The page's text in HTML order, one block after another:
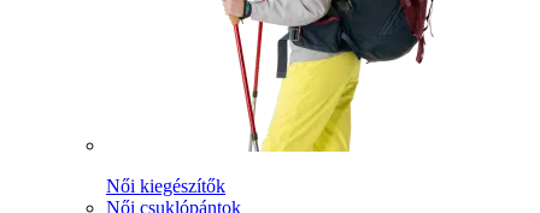
Női kiegészítők
Női csuklópántok